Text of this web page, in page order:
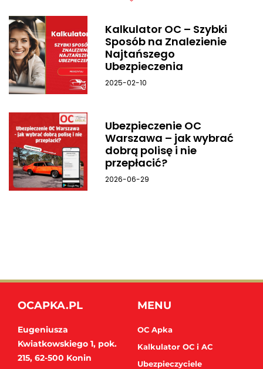
Kalkulator OC – Szybki
Sposób na Znalezienie
Najtańszego
Ubezpieczenia
2025-02-10
Ubezpieczenie OC
Warszawa – jak wybrać
dobrą polisę i nie
przepłacić?
2026-06-29
OCAPKA.PL
Eugeniusza
Kwiatkowskiego 1, pok.
215, 62-500 Konin
MENU
OC Apka
Kalkulator OC i AC
Ubezpieczyciele